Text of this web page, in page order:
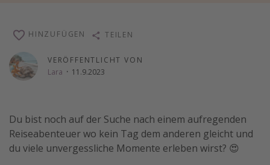
Strandurlaub
Hotels in Hamburg
Weitere Themen
VERÖFFENTLICHT VON
Lara · 11.9.2023
HINZUFÜGEN TEILEN
Du bist noch auf der Suche nach einem aufregenden
Reiseabenteuer wo kein Tag dem anderen gleicht und
du viele unvergessliche Momente erleben wirst? 😍